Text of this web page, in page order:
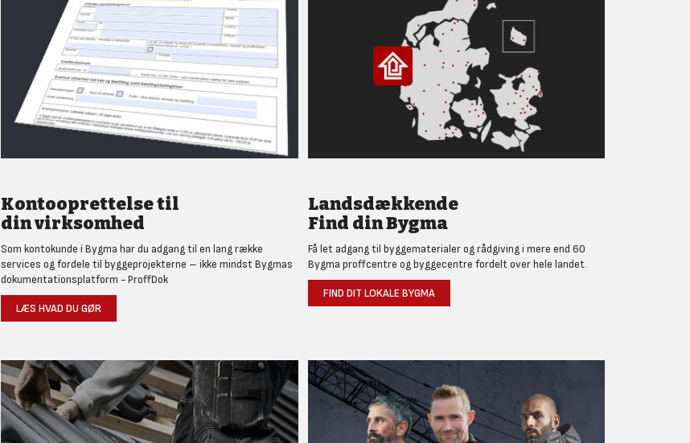
Kontooprettelse til
din virksomhed
Som kontokunde i Bygma har du adgang til en lang række
services og fordele til byggeprojekterne – ikke mindst Bygmas
dokumentationsplatform - ProffDok
LÆS HVAD DU GØR
Landsdækkende
Find din Bygma
Få let adgang til byggematerialer og rådgiving i mere end 60
Bygma proffcentre og byggecentre fordelt over hele landet.
FIND DIT LOKALE BYGMA